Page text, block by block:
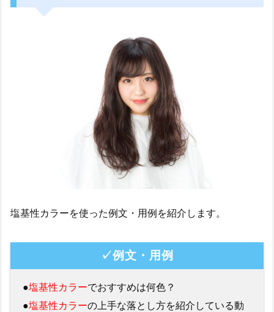
塩基性カラーを使った例文・用例を紹介します。
✓例文・用例
●塩基性カラーでおすすめは何色？
●塩基性カラーの上手な落とし方を紹介している動